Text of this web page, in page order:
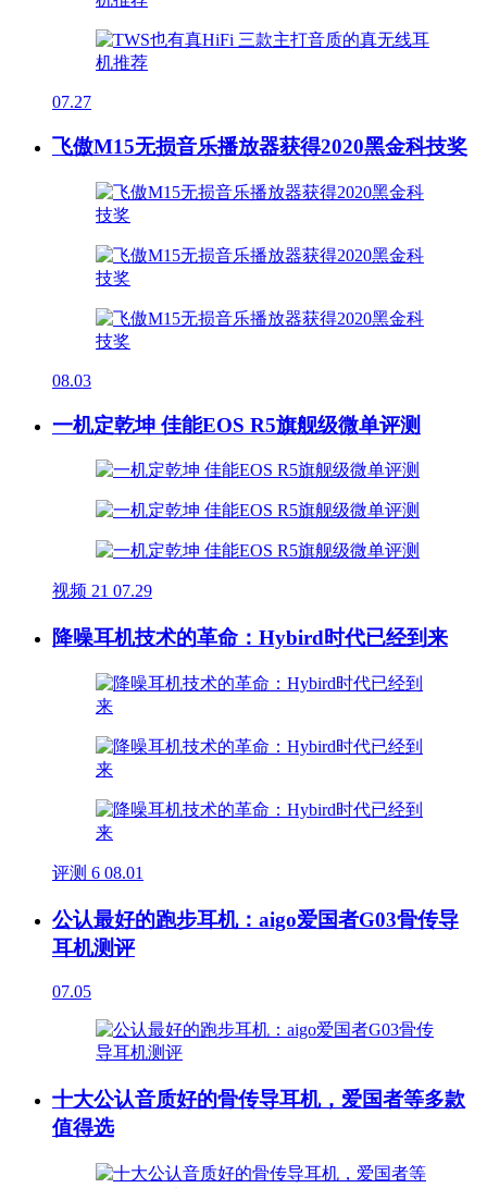
07.27
飞傲M15无损音乐播放器获得2020黑金科技奖
08.03
一机定乾坤 佳能EOS R5旗舰级微单评测
视频 21 07.29
降噪耳机技术的革命：Hybird时代已经到来
评测 6 08.01
公认最好的跑步耳机：aigo爱国者G03骨传导
耳机测评
07.05
十大公认音质好的骨传导耳机，爱国者等多款
值得选